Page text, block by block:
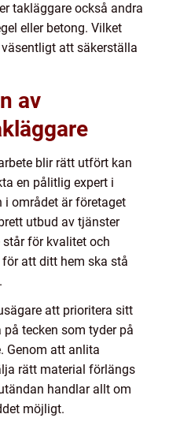
takläggare också andra
eller betong. Vilket
att säkerställa
av
blir rätt utfört kan
en pålitlig expert i
i området är företaget
utbud av tjänster
för kvalitet och
att ditt hem ska stå
att prioritera sitt
tecken som tyder på
Genom att anlita
rätt material förlängs
handlar allt om
möjligt.